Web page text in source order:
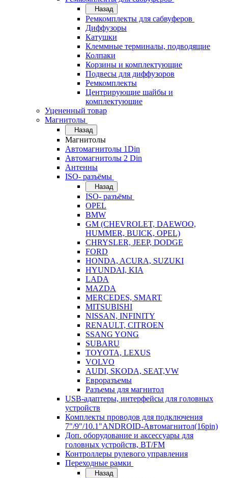
Назад
Ремкомплекты для сабвуферов
Диффузоры
Катушки
Клеммные терминалы, подводящие
Колпаки
Корзины и комплектующие
Подвесы для диффузоров
Ремкомплекты
Центрирующие шайбы и
комплектующие
Уцененный товар
Магнитолы
Назад
Магнитолы
Автомагнитолы 1Din
Автомагнитолы 2 Din
Антенны
ISO- разъёмы
Назад
ISO- разъёмы
OPEL
BMW
GM (CHEVROLET, DAEWOO,
HUMMER, BUICK, OPEL)
CHRYSLER, JEEP, DODGE
FORD
HONDA, ACURA, SUZUKI
HYUNDAI, KIA
LADA
MAZDA
MERCEDES, SMART
MITSUBISHI
NISSAN, INFINITY
RENAULT, CITROEN
SSANG YONG
SUBARU
TOYOTA, LEXUS
VOLVO
AUDI, SKODA, SEAT,VW
Евроразъемы
Разъемы для магнитол
USB-адаптеры, интерфейсы для головных
устройств
Комплекты проводов для подключения
7"/9"/10.1"ANDROID-Автомагнитол(16pin)
Доп. оборудование и аксессуары для
головных устройств, BT/FM
Контроллеры рулевого управления
Переходные рамки
Назад